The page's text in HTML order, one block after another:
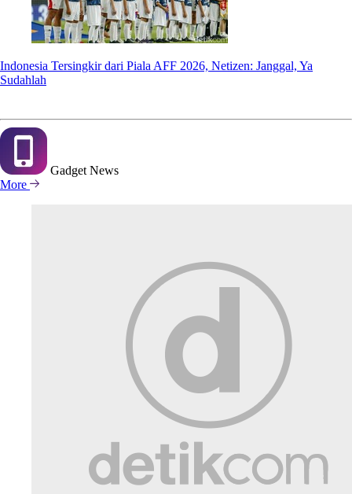
Indonesia Tersingkir dari Piala AFF 2026, Netizen: Janggal, Ya
Sudahlah
Gadget News
More